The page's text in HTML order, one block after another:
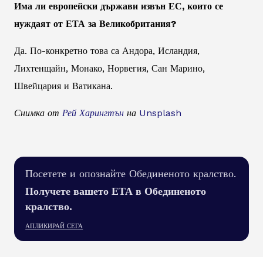
Има ли европейски държави извън ЕС, които се
нуждаят от ЕТА за Великобритания?
Да. По-конкретно това са Андора, Исландия,
Лихтенщайн, Монако, Норвегия, Сан Марино,
Швейцария и Ватикана.
Снимка от Рей Харингтън на Unsplash
Посетете и опознайте Обединеното кралство.
Получете вашето ЕТА в Обединеното
кралство.
АПЛИКИРАЙ СЕГА